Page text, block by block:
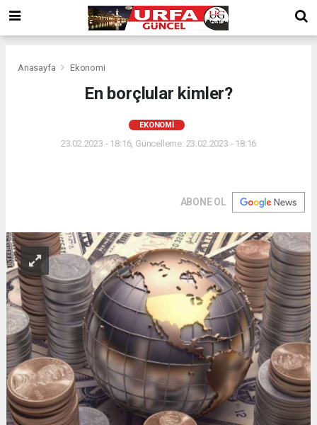
Anasayfa Ekonomi
En borçlular kimler?
EKONOMI
23.02.2023 - 18:16, Güncelleme: 23.02.2023 - 18:16
ABONE OL